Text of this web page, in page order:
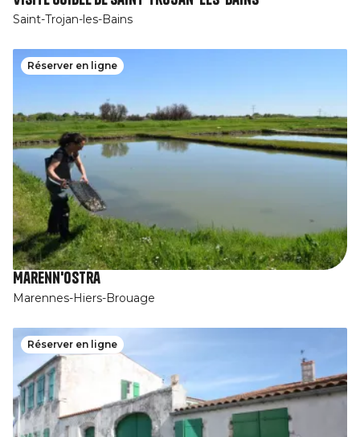
Saint-Trojan-les-Bains
Réserver en ligne
Marenn'Ostra
Marennes-Hiers-Brouage
Réserver en ligne